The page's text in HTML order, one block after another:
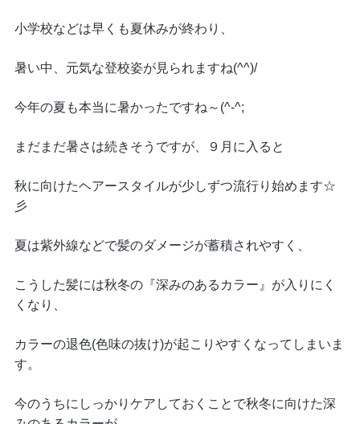
小学校などは早くも夏休みが終わり、
暑い中、元気な登校姿が見られますね(^^)/
今年の夏も本当に暑かったですね～(^-^;
まだまだ暑さは続きそうですが、９月に入ると
秋に向けたヘアースタイルが少しずつ流行り始めます☆
彡
夏は紫外線などで髪のダメージが蓄積されやすく、
こうした髪には秋冬の『深みのあるカラー』が入りにく
くなり、
カラーの退色(色味の抜け)が起こりやすくなってしまいま
す。
今のうちにしっかりケアしておくことで秋冬に向けた深